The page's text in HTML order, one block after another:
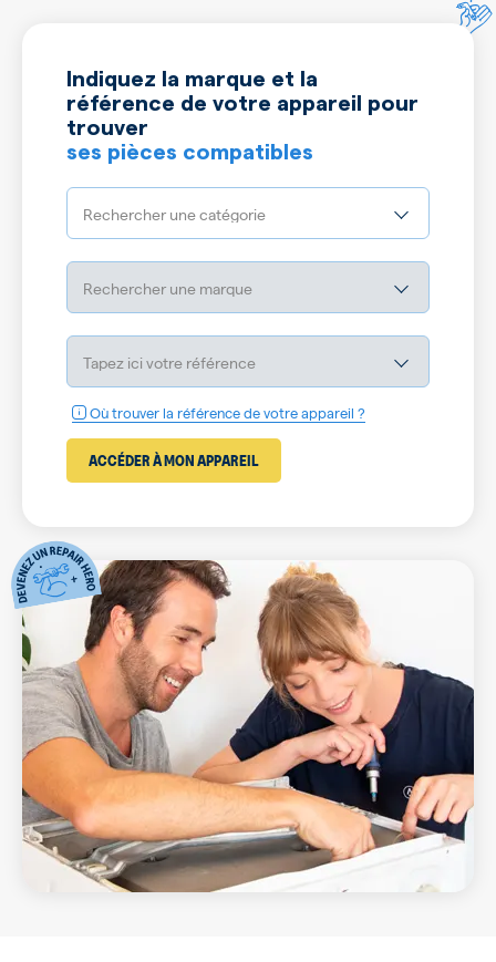
Indiquez la marque et la
référence de votre appareil pour
trouver
ses pièces compatibles
Rechercher une catégorie
Rechercher une marque
Tapez ici votre référence
Où trouver la référence de votre appareil ?
ACCÉDER À MON APPAREIL